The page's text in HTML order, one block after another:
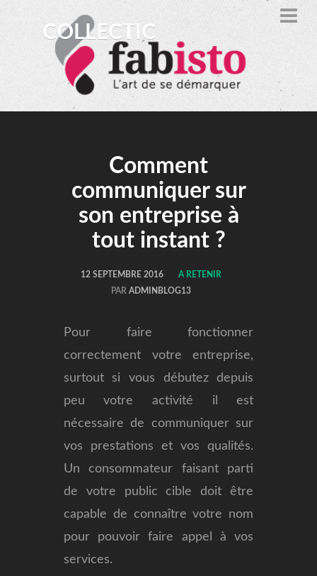
COLLECTIC
Comment
communiquer sur
son entreprise à
tout instant ?
12 SEPTEMBRE 2016
A RETENIR
PAR ADMINBLOG13
Pour faire fonctionner
correctement votre entreprise,
surtout si vous débutez depuis
peu votre activité il est
nécessaire de communiquer sur
vos prestations et vos qualités.
Un consommateur faisant parti
de votre public cible doit être
capable de connaître votre nom
pour pouvoir faire appel à vos
services.